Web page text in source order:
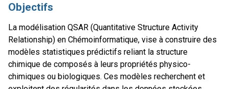
Objectifs
La modélisation QSAR (Quantitative Structure Activity
Relationship) en Chémoinformatique, vise à construire des
modèles statistiques prédictifs reliant la structure
chimique de composés à leurs propriétés physico-
chimiques ou biologiques. Ces modèles recherchent et